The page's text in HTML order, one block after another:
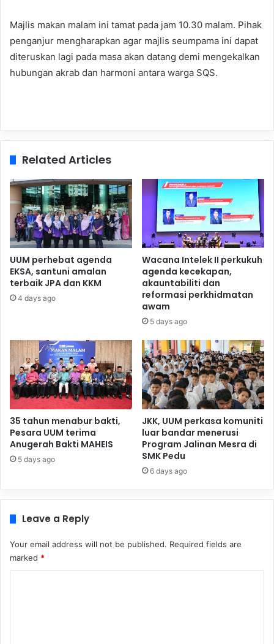
Majlis makan malam ini tamat pada jam 10.30 malam. Pihak
penganjur mengharapkan agar majlis seumpama ini dapat
diteruskan lagi pada masa akan datang demi mengekalkan
hubungan akrab dan harmoni antara warga SQS.
Related Articles
UUM perhebat agenda
EKSA, santuni amalan
terbaik JPA dan KKM
4 days ago
Wacana Intelek II perkukuh
agenda kecekapan,
akauntabiliti dan
reformasi perkhidmatan
awam
5 days ago
35 tahun menabur bakti,
Pesara UUM terima
Anugerah Bakti MAHEIS
5 days ago
JKK, UUM perkasa komuniti
luar bandar menerusi
Program Jalinan Mesra di
SMK Pedu
6 days ago
Leave a Reply
Your email address will not be published. Required fields are
marked *